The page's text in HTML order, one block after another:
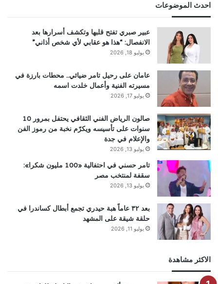
احدث الموضوعات
عبير صبري تفتح قلبها وتكشف أسرارها بعد
الانفصال: “هذا هو عقابي لأي شخص أذاني”
يوليو 18, 2026
عامان على رحيل تامر ضيائي.. محطات بارزة في
مسيرته الفنية وأعمال خلدت اسمه
يوليو 17, 2026
صالون الرياض الفني الثقافي يحتفل بمرور 10
سنوات على تأسيسه ويكرّم نخبة من رموز الفن
والإعلام في جدة
يوليو 13, 2026
تامر حسني في احتفالية «100 مليون شكرا»:
سقفة لمنتخب مصر
يوليو 13, 2026
بعد ٣٢ عاماً هبة حيدري تجمع أبطال كساندرا في
حلقة شيقة على المشهد
يوليو 11, 2026
الاكثر مشاهدة